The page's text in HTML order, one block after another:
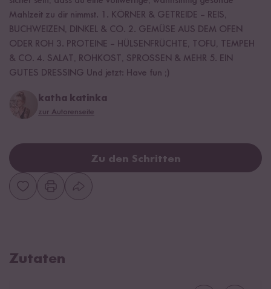
Mahlzeit zu dir nimmst. 1. KÖRNER & GETREIDE – REIS,
BUCHWEIZEN, DINKEL & CO. 2. GEMÜSE AUS DEM OFEN
ODER ROH 3. PROTEINE – HÜLSENFRÜCHTE, TOFU, TEMPEH
& CO. 4. SALAT, ROHKOST, SPROSSEN & MEHR 5. EIN
GUTES DRESSING Und jetzt: Have fun ;)
katha katinka
zur Autorenseite
Zu den Schritten
Zutaten